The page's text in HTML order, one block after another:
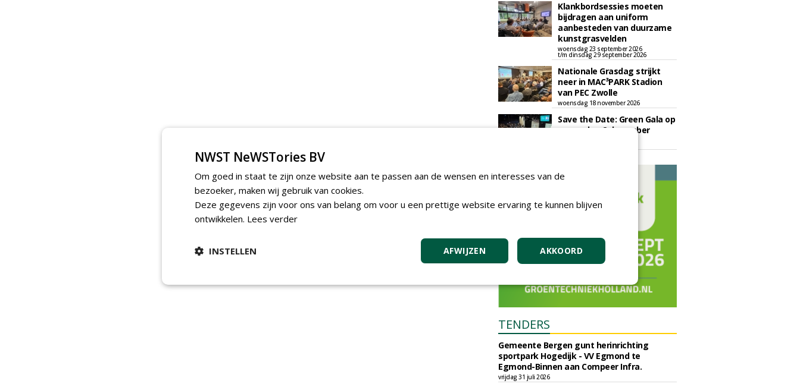
Klankbordsessies moeten
bijdragen aan uniform
aanbesteden van duurzame
kunstgrasvelden
woensdag 23 september 2026
t/m dinsdag 29 september 2026
Nationale Grasdag strijkt
neer in MAC³PARK Stadion
van PEC Zwolle
woensdag 18 november 2026
Save the Date: Green Gala op
woensdag 2 december
TENDERS
Gemeente Bergen gunt herinrichting
sportpark Hogedijk - VV Egmond te
Egmond-Binnen aan Compeer Infra.
vrijdag 31 juli 2026
NWST NeWSTories BV
Om goed in staat te zijn onze website aan te passen aan de wensen en interesses van de
bezoeker, maken wij gebruik van cookies.
Deze gegevens zijn voor ons van belang om voor u een prettige website ervaring te kunnen blijven
ontwikkelen. Lees verder
AKKOORD
AFWIJZEN
INSTELLEN